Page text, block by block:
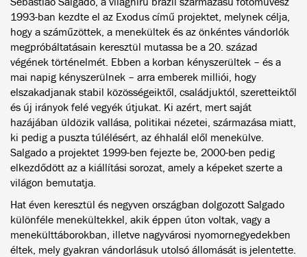
1993-ban kezdte el az Exodus című projektet, melynek célja,
hogy a száműzöttek, a menekültek és az önkéntes vándorlók
megpróbáltatásain keresztül mutassa be a 20. század
végének történelmét. Ebben a korban kényszerültek – és a
mai napig kényszerülnek – arra emberek milliói, hogy
elszakadjanak stabil közösségeiktől, családjuktól, szeretteiktől
és új irányok felé vegyék útjukat. Ki azért, mert saját
hazájában üldözik vallása, politikai nézetei, származása miatt,
ki pedig a puszta túlélésért, az éhhalál elől menekülve.
Salgado a projektet 1999-ben fejezte be, 2000-ben pedig
elkezdődött az a kiállítási sorozat, amely a képeket szerte a
világon bemutatja.
Hat éven keresztül és negyven országban dolgozott Salgado
különféle menekültekkel, akik éppen úton voltak, vagy a
menekülttáborokban, illetve nagyvárosi nyomornegyedekben
éltek, mely gyakran vándorlásuk utolsó állomását is jelentette.